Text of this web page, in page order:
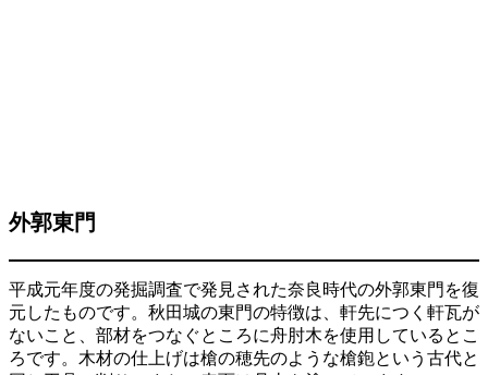
外郭東門
平成元年度の発掘調査で発見された奈良時代の外郭東門を復
元したものです。秋田城の東門の特徴は、軒先につく軒瓦が
ないこと、部材をつなぐところに舟肘木を使用しているとこ
ろです。木材の仕上げは槍の穂先のような槍鉋という古代と